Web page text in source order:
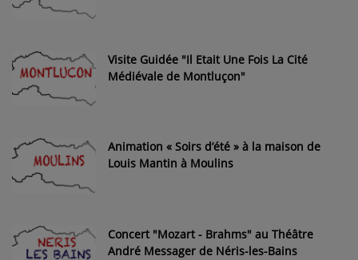
Visite Guidée "Il Etait Une Fois La Cité
Médiévale de Montluçon"
Animation « Soirs d’été » à la maison de
Louis Mantin à Moulins
Concert "Mozart - Brahms" au Théâtre
André Messager de Néris-les-Bains